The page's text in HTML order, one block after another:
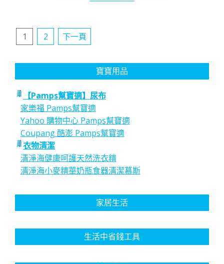
文
頁
1 2 下一頁
寶寶用品
【Pamps幫寶適】尿布
家樂福 Pamps幫寶適
Yahoo 購物中心 Pamps幫寶適
Coupang 酷澎 Pamps幫寶適
衣物清潔
清淨海健康呵護天然洗衣精
清淨海小麥精華奶瓶食器清潔慕斯
家居生活
生活中省錢工具